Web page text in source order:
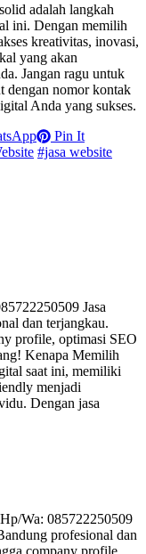
adalah langkah
ini. Dengan memilih
kreativitas, inovasi,
yang akan
Jangan ragu untuk
dengan nomor kontak
Anda yang sukses.
Pin It
#jasa website
Jasa
dan terjangkau.
profile, optimasi SEO
Kenapa Memilih
saat ini, memiliki
menjadi
Dengan jasa
Wa: 085722250509
profesional dan